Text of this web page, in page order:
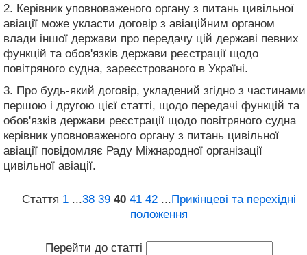
2. Керівник уповноваженого органу з питань цивільної
авіації може укласти договір з авіаційним органом
влади іншої держави про передачу цій державі певних
функцій та обов'язків держави реєстрації щодо
повітряного судна, зареєстрованого в Україні.
3. Про будь-який договір, укладений згідно з частинами
першою і другою цієї статті, щодо передачі функцій та
обов'язків держави реєстрації щодо повітряного судна
керівник уповноваженого органу з питань цивільної
авіації повідомляє Раду Міжнародної організації
цивільної авіації.
Стаття 1 ...38 39 40 41 42 ...Прикінцеві та перехідні
положення
Перейти до статті